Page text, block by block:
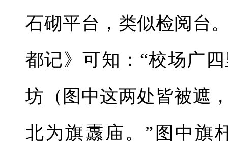
石砌平台，类似检阅台
都记》可知：“校场广
坊（图中这两处皆被遮
北为旗纛庙。”图中旗